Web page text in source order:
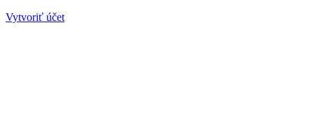
Vytvoriť účet